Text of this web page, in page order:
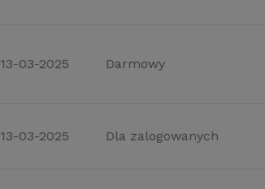
13-03-2025 Darmowy
13-03-2025 Dla zalogowanych